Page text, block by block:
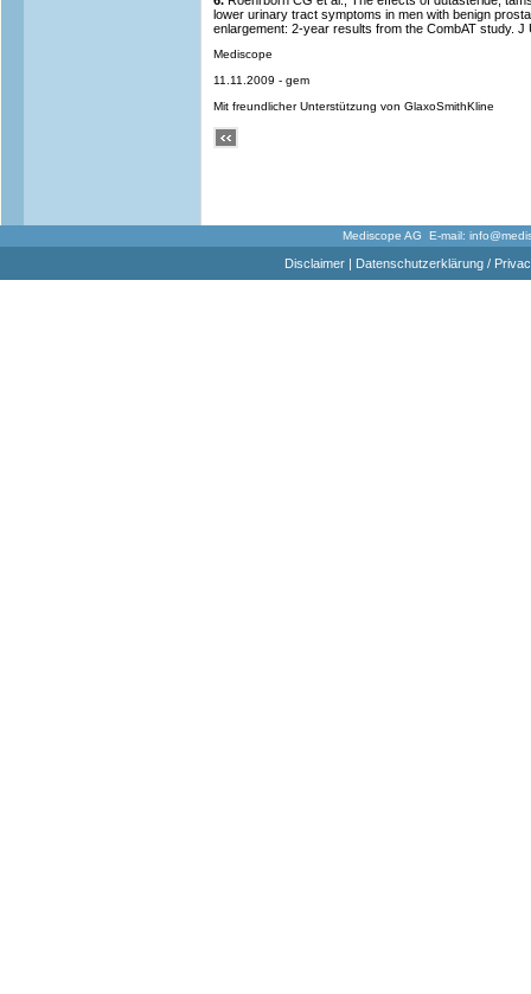
lower urinary tract symptoms in men with benign
enlargement: 2-year results from the CombAT study. J
Mediscope
11.11.2009 - gem
Mit freundlicher Unterstützung von GlaxoSmithKline
Mediscope AG E-mail:
Disclaimer| Datenschutzerklärung /